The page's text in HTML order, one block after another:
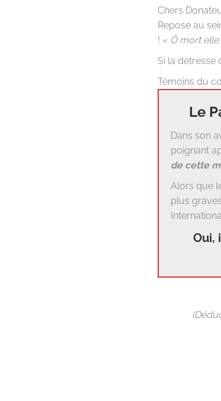
Chers
Repose au
! « Ô mort
Si la détresse
Témoins du
Le
Dans son
poignant
de cette
Alors que
plus
Oui,